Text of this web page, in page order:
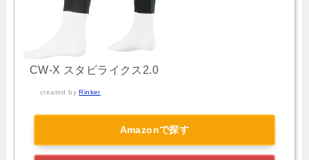
CW-X スタビライクス2.0
created byRinker
Amazonで探す